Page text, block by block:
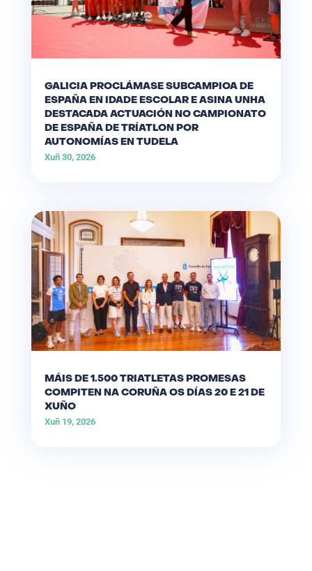
GALICIA PROCLÁMASE SUBCAMPIOA DE
ESPAÑA EN IDADE ESCOLAR E ASINA UNHA
DESTACADA ACTUACIÓN NO CAMPIONATO
DE ESPAÑA DE TRÍATLON POR
AUTONOMÍAS EN TUDELA
Xuñ 30, 2026
MÁIS DE 1.500 TRIATLETAS PROMESAS
COMPITEN NA CORUÑA OS DÍAS 20 E 21 DE
XUÑO
Xuñ 19, 2026